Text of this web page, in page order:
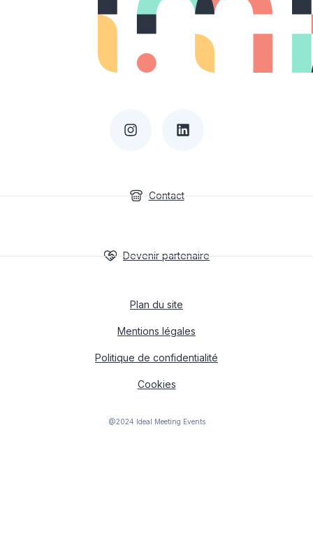
Contact
Devenir partenaire
Plan du site
Mentions légales
Politique de confidentialité
Cookies
@2024 Ideal Meeting Events